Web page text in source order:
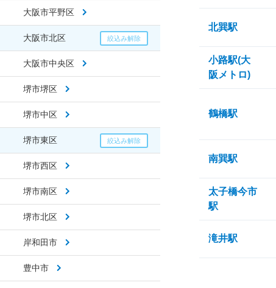
大阪市平野区
大阪市北区
大阪市中央区
堺市堺区
堺市中区
堺市東区
堺市西区
堺市南区
堺市北区
岸和田市
豊中市
北巽駅
小路駅(大
阪メトロ)
鶴橋駅
南巽駅
太子橋今市
駅
滝井駅